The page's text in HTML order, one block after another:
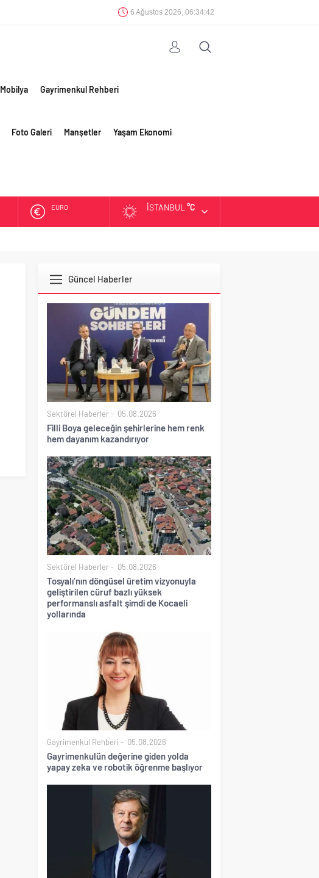
6 Ağustos 2026, 06:34:42
Mobilya Gayrimenkul Rehberi
Foto Galeri Manşetler Yaşam Ekonomi
EURO İSTANBUL °C
Güncel Haberler
Sektörel Haberler 05.08.2026
Filli Boya geleceğin şehirlerine hem renk
hem dayanım kazandırıyor
Sektörel Haberler 05.08.2026
Tosyalı’nın döngüsel üretim vizyonuyla
geliştirilen cüruf bazlı yüksek
performanslı asfalt şimdi de Kocaeli
yollarında
Gayrimenkul Rehberi 05.08.2026
Gayrimenkulün değerine giden yolda
yapay zeka ve robotik öğrenme başlıyor